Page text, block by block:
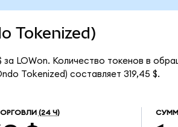
Tokenized)
LOWon. Количество токенов в
Tokenized) составляет 319,45 $.
(24 Ч)